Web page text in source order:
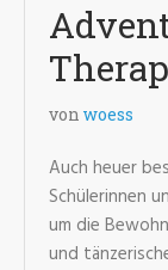
von woess
Auch heuer
Schülerinnen
um die
und